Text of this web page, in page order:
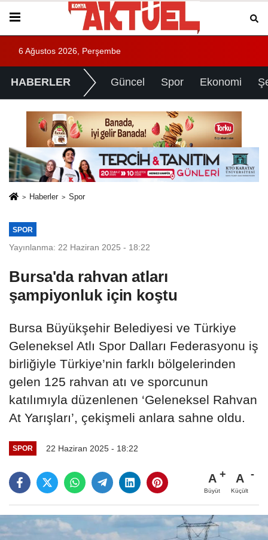
6 Ağustos 2026, Perşembe
HABERLER Güncel Spor Ekonomi
Haberler Spor
SPOR
Yayınlanma: 22 Haziran 2025 - 18:22
Bursa'da rahvan atları
şampiyonluk için koştu
Bursa Büyükşehir Belediyesi ve Türkiye
Geleneksel Atlı Spor Dalları Federasyonu iş
birliğiyle Türkiye’nin farklı bölgelerinden
gelen 125 rahvan atı ve sporcunun
katılımıyla düzenlenen ‘Geleneksel Rahvan
At Yarışları’, çekişmeli anlara sahne oldu.
SPOR 22 Haziran 2025 - 18:22
A
Büyüt
A
Küçült